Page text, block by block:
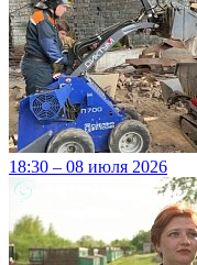
18:30 – 08 июля 2026